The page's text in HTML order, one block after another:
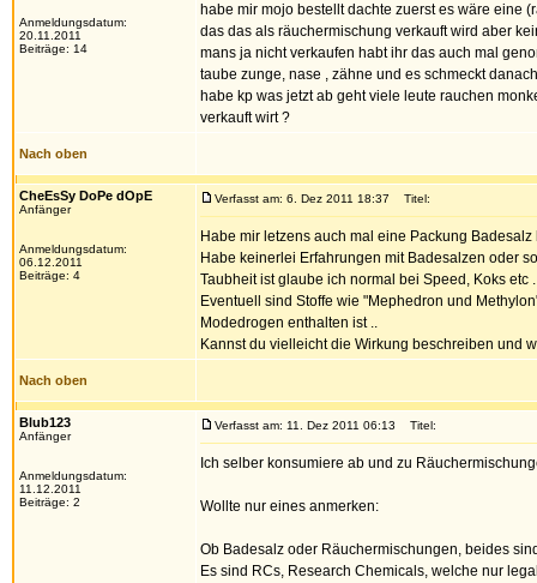
Anmeldungsdatum:
20.11.2011
Beiträge: 14
habe mir mojo bestellt dachte zuerst es wäre eine
das das als räuchermischung verkauft wird aber
mans ja nicht verkaufen habt ihr das auch mal
taube zunge, nase , zähne und es schmeckt
habe kp was jetzt ab geht viele leute rauchen
verkauft wirt ?
Nach oben
CheEsSy DoPe dOpE
Anfänger
Anmeldungsdatum:
06.12.2011
Beiträge: 4
Verfasst am: 6. Dez 2011 18:37 Titel:
Habe mir letzens auch mal eine Packung
Habe keinerlei Erfahrungen mit Badesalzen oder
Taubheit ist glaube ich normal bei Speed, Koks etc
Eventuell sind Stoffe wie "Mephedron und
Modedrogen enthalten ist ..
Kannst du vielleicht die Wirkung beschreiben und
Nach oben
Blub123
Anfänger
Anmeldungsdatum:
11.12.2011
Beiträge: 2
Verfasst am: 11. Dez 2011 06:13 Titel:
Ich selber konsumiere ab und zu
Wollte nur eines anmerken:
Ob Badesalz oder Räuchermischungen, beides
Es sind RCs, Research Chemicals, welche nur